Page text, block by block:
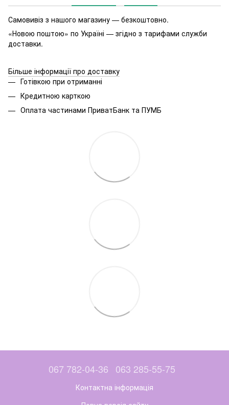
Самовивіз з нашого магазину — безкоштовно.
«Новою поштою» по Україні — згідно з тарифами служби
доставки.
Більше інформації про доставку
Готівкою при отриманні
Кредитною карткою
Оплата частинами ПриватБанк та ПУМБ
067 782-04-36 063 285-55-75
Контактна інформація